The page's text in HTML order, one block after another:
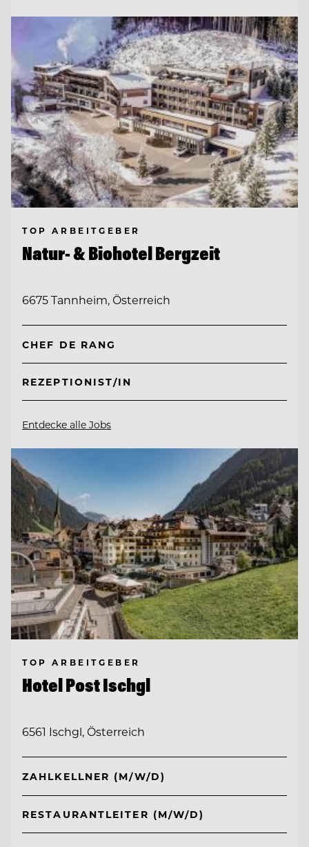
TOP ARBEITGEBER
Natur- & Biohotel Bergzeit
6675 Tannheim, Österreich
CHEF DE RANG
REZEPTIONIST/IN
Entdecke alle Jobs
TOP ARBEITGEBER
Hotel Post Ischgl
6561 Ischgl, Österreich
ZAHLKELLNER (M/W/D)
RESTAURANTLEITER (M/W/D)